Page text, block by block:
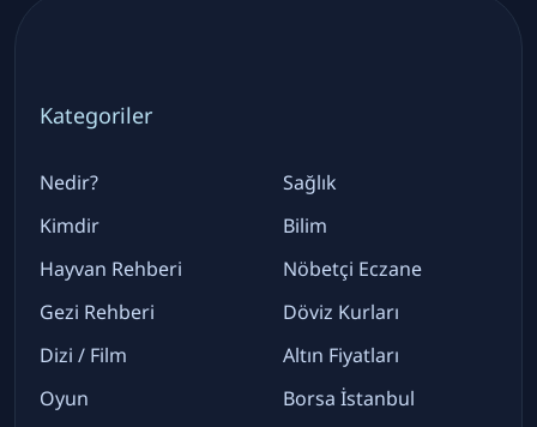
Kategoriler
Nedir?
Kimdir
Hayvan Rehberi
Gezi Rehberi
Dizi / Film
Oyun
Sağlık
Bilim
Nöbetçi Eczane
Döviz Kurları
Altın Fiyatları
Borsa İstanbul